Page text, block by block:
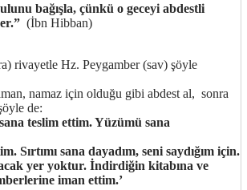
bağışla, çünkü o geceyi abdestli
(İbn Hibban)
rivayetle Hz. Peygamber (sav) şöyle
namaz için olduğu gibi abdest al, sonra
de:
teslim ettim. Yüzümü sana
Sırtımı sana dayadım, seni saydığım için.
yer yoktur. İndirdiğin kitabına ve
iman ettim.’